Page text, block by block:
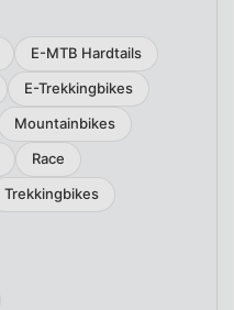
E-MTB Hardtails
E-Trekkingbikes
Mountainbikes
Race
Trekkingbikes